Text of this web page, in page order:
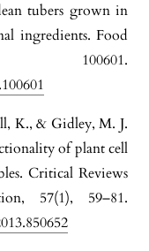
tubers grown in
ingredients. Food
100601.
K., & Gidley, M. J.
of plant cell
Critical Reviews
57(1), 59–81.